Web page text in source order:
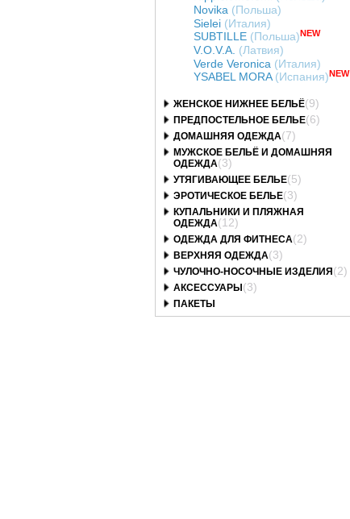
Novika (Польша)
Sielei (Италия)
SUBTILLE (Польша)NEW
V.O.V.A. (Латвия)
Verde Veronica (Италия)
YSABEL MORA(Испания) NEW
ЖЕНСКОЕ НИЖНЕЕ БЕЛЬЁ(9)
ПРЕДПОСТЕЛЬНОЕ БЕЛЬЕ(6)
ДОМАШНЯЯ ОДЕЖДА(7)
МУЖСКОЕ БЕЛЬЁ И ДОМАШНЯЯ
ОДЕЖДА(3)
УТЯГИВАЮЩЕЕ БЕЛЬЕ(5)
ЭРОТИЧЕСКОЕ БЕЛЬЕ(3)
КУПАЛЬНИКИ И ПЛЯЖНАЯ
ОДЕЖДА(12)
ОДЕЖДА ДЛЯ ФИТНЕСА(2)
ВЕРХНЯЯ ОДЕЖДА(3)
ЧУЛОЧНО-НОСОЧНЫЕ ИЗДЕЛИЯ (2)
АКСЕССУАРЫ (3)
ПАКЕТЫ